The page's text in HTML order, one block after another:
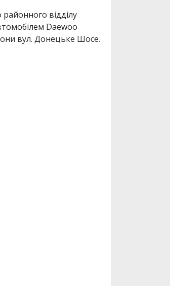
відділу
Daewoo
вул. Донецьке Шосе.